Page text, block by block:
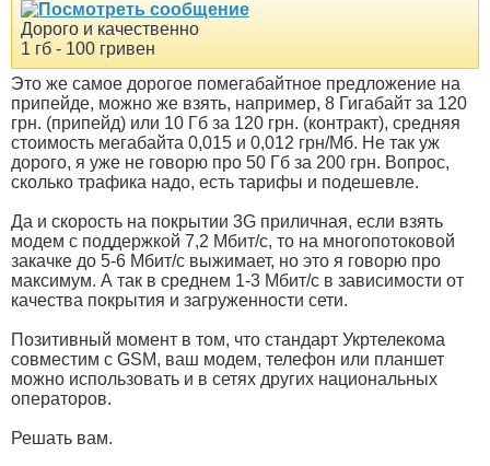
Дорого и качественно
1 гб - 100 гривен
Это же самое дорогое помегабайтное предложение на
припейде, можно же взять, например, 8 Гигабайт за 120
грн. (припейд) или 10 Гб за 120 грн. (контракт), средняя
стоимость мегабайта 0,015 и 0,012 грн/Мб. Не так уж
дорого, я уже не говорю про 50 Гб за 200 грн. Вопрос,
сколько трафика надо, есть тарифы и подешевле.
Да и скорость на покрытии 3G приличная, если взять
модем с поддержкой 7,2 Мбит/с, то на многопотоковой
закачке до 5-6 Мбит/с выжимает, но это я говорю про
максимум. А так в среднем 1-3 Мбит/с в зависимости от
качества покрытия и загруженности сети.
Позитивный момент в том, что стандарт Укртелекома
совместим с GSM, ваш модем, телефон или планшет
можно использовать и в сетях других национальных
операторов.
Решать вам.